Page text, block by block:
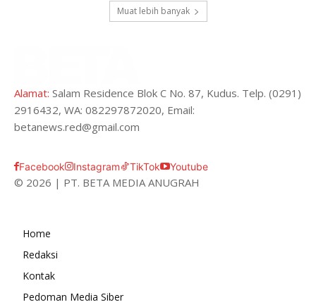
Muat lebih banyak
Alamat: Salam Residence Blok C No. 87, Kudus. Telp. (0291)
2916432, WA: 082297872020, Email:
betanews.red@gmail.com
Facebook Instagram TikTok Youtube
© 2026 | PT. BETA MEDIA ANUGRAH
Home
Redaksi
Kontak
Pedoman Media Siber